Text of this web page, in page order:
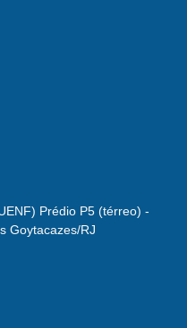
Prédio P5 (térreo) -
Goytacazes/RJ